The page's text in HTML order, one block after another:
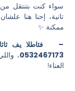
سواء كنت بتنتقل
تانية، إحنا هنا
ممكنة ✨
افضل شركة نقل
⁦0532467173⁩، واللي
العناء!